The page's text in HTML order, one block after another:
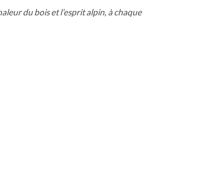
du bois et l’esprit alpin, à chaque